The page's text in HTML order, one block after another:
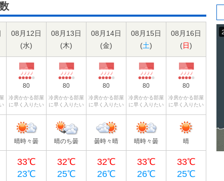
08月12日
(水)
08月13日
(木)
08月14日
(金)
08月15日
(土)
08月16日
(日)
80
冷房かかる部屋
に早く入りたい
80
冷房かかる部屋
に早く入りたい
80
冷房かかる部屋
に早く入りたい
80
冷房かかる部屋
に早く入りたい
80
冷房かかる部屋
に早く入りたい
晴時々曇 晴のち曇 曇時々晴 晴時々曇 晴
33℃
23℃
32℃
25℃
32℃
26℃
33℃
26℃
33℃
25℃